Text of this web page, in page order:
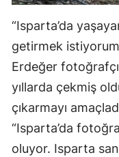
“Isparta’da
getirmek
Erdeğer
yıllarda çekmiş
çıkarmayı
“Isparta’da
oluyor. Isparta